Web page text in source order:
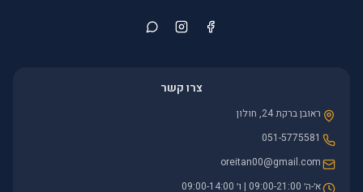
צרו קשר
ראובן ברקת 24, חולון
051-5775581
oreitan00@gmail.com
א׳-ה׳ 09:00-21:00 | ו׳ 09:00-14:00